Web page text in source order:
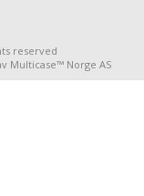
reserved
Multicase™ Norge AS